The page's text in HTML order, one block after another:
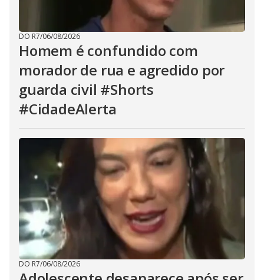
DO R7/06/08/2026
Homem é confundido com
morador de rua e agredido por
guarda civil #Shorts
#CidadeAlerta
DO R7/06/08/2026